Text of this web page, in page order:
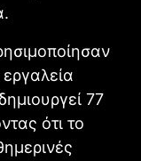
77
ότι το